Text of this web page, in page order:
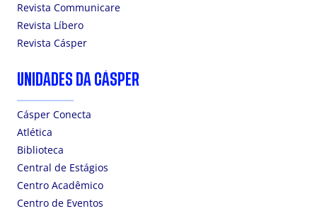
Revista Communicare
Revista Líbero
Revista Cásper
UNIDADES DA CÁSPER
Cásper Conecta
Atlética
Biblioteca
Central de Estágios
Centro Acadêmico
Centro de Eventos